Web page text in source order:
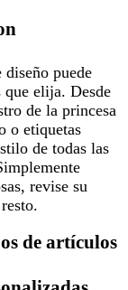
diseño puede
elija. Desde
de la princesa
o etiquetas
de todas las
revise su
de artículos